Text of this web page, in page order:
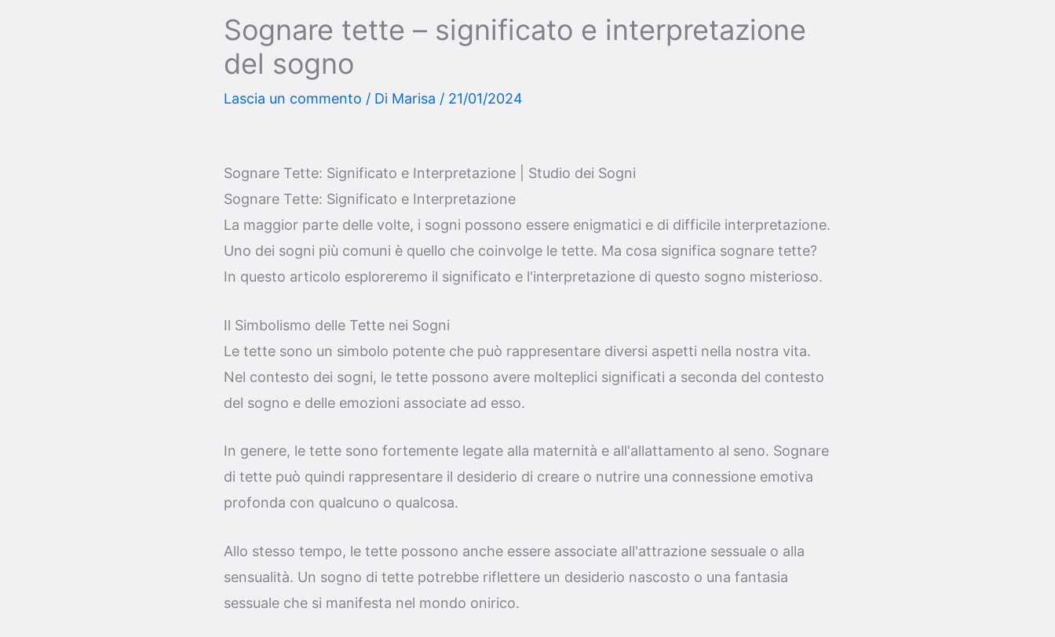
Sognare tette – significato e interpretazione
del sogno
Lascia un commento / Di Marisa / 21/01/2024
Sognare Tette: Significato e Interpretazione | Studio dei Sogni
Sognare Tette: Significato e Interpretazione
La maggior parte delle volte, i sogni possono essere enigmatici e di difficile interpretazione.
Uno dei sogni più comuni è quello che coinvolge le tette. Ma cosa significa sognare tette?
In questo articolo esploreremo il significato e l'interpretazione di questo sogno misterioso.
Il Simbolismo delle Tette nei Sogni
Le tette sono un simbolo potente che può rappresentare diversi aspetti nella nostra vita.
Nel contesto dei sogni, le tette possono avere molteplici significati a seconda del contesto
del sogno e delle emozioni associate ad esso.
In genere, le tette sono fortemente legate alla maternità e all'allattamento al seno. Sognare
di tette può quindi rappresentare il desiderio di creare o nutrire una connessione emotiva
profonda con qualcuno o qualcosa.
Allo stesso tempo, le tette possono anche essere associate all'attrazione sessuale o alla
sensualità. Un sogno di tette potrebbe riflettere un desiderio nascosto o una fantasia
sessuale che si manifesta nel mondo onirico.